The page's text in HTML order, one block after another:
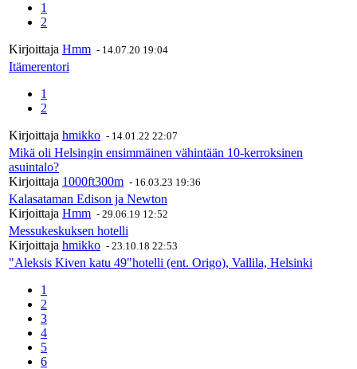
1
2
Kirjoittaja Hmm - 14.07.20 19:04
Itämerentori
1
2
Kirjoittaja hmikko - 14.01.22 22:07
Mikä oli Helsingin ensimmäinen vähintään 10-kerroksinen
asuintalo?
Kirjoittaja 1000ft300m - 16.03.23 19:36
Kalasataman Edison ja Newton
Kirjoittaja Hmm - 29.06.19 12:52
Messukeskuksen hotelli
Kirjoittaja hmikko - 23.10.18 22:53
"Aleksis Kiven katu 49"hotelli (ent. Origo), Vallila, Helsinki
1
2
3
4
5
6